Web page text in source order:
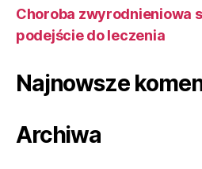
Choroba zwyrodnieniowa
podejście do leczenia
Najnowsze
Archiwa